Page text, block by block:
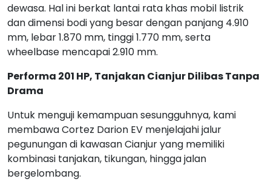
dewasa. Hal ini berkat lantai rata khas mobil listrik
dan dimensi bodi yang besar dengan panjang 4.910
mm, lebar 1.870 mm, tinggi 1.770 mm, serta
wheelbase mencapai 2.910 mm.
Performa 201 HP, Tanjakan Cianjur Dilibas Tanpa
Drama
Untuk menguji kemampuan sesungguhnya, kami
membawa Cortez Darion EV menjelajahi jalur
pegunungan di kawasan Cianjur yang memiliki
kombinasi tanjakan, tikungan, hingga jalan
bergelombang.